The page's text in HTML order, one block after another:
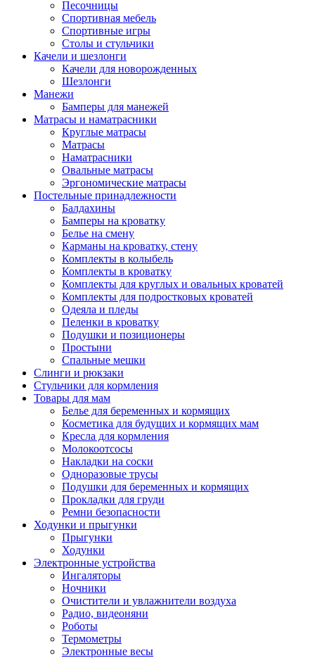
Песочницы
Спортивная мебель
Спортивные игры
Столы и стульчики
Качели и шезлонги
Качели для новорожденных
Шезлонги
Манежи
Бамперы для манежей
Матрасы и наматрасники
Круглые матрасы
Матрасы
Наматрасники
Овальные матрасы
Эргономические матрасы
Постельные принадлежности
Балдахины
Бамперы на кроватку
Белье на смену
Карманы на кроватку, стену
Комплекты в колыбель
Комплекты в кроватку
Комплекты для круглых и овальных кроватей
Комплекты для подростковых кроватей
Одеяла и пледы
Пеленки в кроватку
Подушки и позиционеры
Простыни
Спальные мешки
Слинги и рюкзаки
Стульчики для кормления
Товары для мам
Белье для беременных и кормящих
Косметика для будущих и кормящих мам
Кресла для кормления
Молокоотсосы
Накладки на соски
Одноразовые трусы
Подушки для беременных и кормящих
Прокладки для груди
Ремни безопасности
Ходунки и прыгунки
Прыгунки
Ходунки
Электронные устройства
Ингаляторы
Ночники
Очистители и увлажнители воздуха
Радио, видеоняни
Роботы
Термометры
Электронные весы